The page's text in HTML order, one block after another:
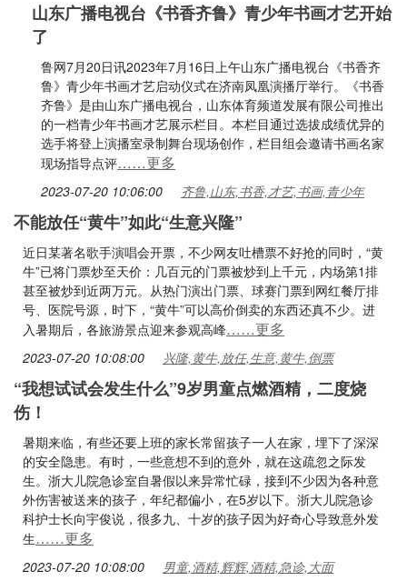
山东广播电视台《书香齐鲁》青少年书画才艺开始
了
鲁网7月20日讯2023年7月16日上午山东广播电视台《书香齐
鲁》青少年书画才艺启动仪式在济南凤凰演播厅举行。《书香
齐鲁》是由山东广播电视台，山东体育频道发展有限公司推出
的一档青少年书画才艺展示栏目。本栏目通过选拔成绩优异的
选手将登上演播室录制舞台现场创作，栏目组会邀请书画名家
现场指导点评……更多
2023-07-20 10:06:00 齐鲁,山东,书香,才艺,书画,青少年
不能放任“黄牛”如此“生意兴隆”
近日某著名歌手演唱会开票，不少网友吐槽票不好抢的同时，“黄
牛”已将门票炒至天价：几百元的门票被炒到上千元，内场第1排
甚至被炒到近两万元。从热门演出门票、球赛门票到网红餐厅排
号、医院号源，时下，“黄牛”可以高价倒卖的东西还真不少。进
入暑期后，各旅游景点迎来参观高峰……更多
2023-07-20 10:08:00 兴隆,黄牛,放任,生意,黄牛,倒票
“我想试试会发生什么”9岁男童点燃酒精，二度烧
伤！
暑期来临，有些还要上班的家长常留孩子一人在家，埋下了深深
的安全隐患。有时，一些意想不到的意外，就在这疏忽之际发
生。浙大儿院急诊室自暑假以来异常忙碌，接到不少因为各种意
外伤害被送来的孩子，年纪都偏小，在5岁以下。浙大儿院急诊
科护士长向宇俊说，很多九、十岁的孩子因为好奇心导致意外发
生……更多
2023-07-20 10:08:00 男童,酒精,辉辉,酒精,急诊,大面